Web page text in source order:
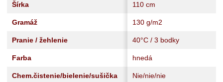
Šírka 110 cm
Gramáž 130 g/m2
Pranie / žehlenie 40°C / 3 bodky
Farba hnedá
Chem.čistenie/bielenie/sušička Nie/nie/nie